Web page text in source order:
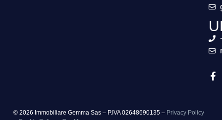
© 2026 Immobiliare Gemma Sas – P.IVA 02648690135 – Privacy Policy